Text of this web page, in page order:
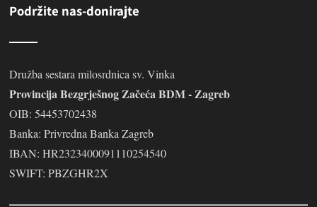
Podržite nas-donirajte
Družba sestara milosrdnica sv. Vinka
Provincija Bezgrješnog Začeća BDM - Zagreb
OIB: 54453702438
Banka: Privredna Banka Zagreb
IBAN: HR2323400091110254540
SWIFT: PBZGHR2X